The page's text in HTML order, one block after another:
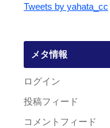
Tweets by yahata_cc
メタ情報
ログイン
投稿フィード
コメントフィード